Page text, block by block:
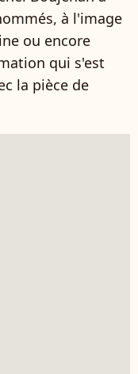
à l'image
ou encore
qui s'est
la pièce de